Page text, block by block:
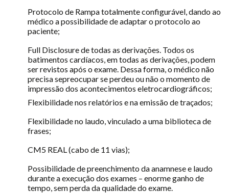
Protocolo de Rampa totalmente configurável, dando ao
médico a possibilidade de adaptar o protocolo ao
paciente;
Full Disclosure de todas as derivações. Todos os
batimentos cardíacos, em todas as derivações, podem
ser revistos após o exame. Dessa forma, o médico não
precisa sepreocupar se perdeu ou não o momento de
impressão dos acontecimentos eletrocardiográficos;
Flexibilidade nos relatórios e na emissão de traçados;
Flexibilidade no laudo, vinculado a uma biblioteca de
frases;
CM5 REAL (cabo de 11 vias);
Possibilidade de preenchimento da anamnese e laudo
durante a execução dos exames – enorme ganho de
tempo, sem perda da qualidade do exame.